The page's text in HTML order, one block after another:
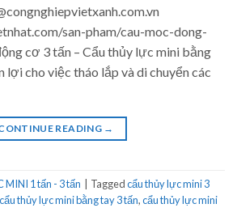
san-pham/cau-moc-dong-
cơ 3 tấn – Cẩu thủy lực mini bằng
lợi cho việc tháo lắp và di chuyển các
READING →
MINI 1 tấn - 3 tấn Taggedcẩu thủy lực mini 3
cẩu thủy lực mini bằng tay 3 tấn,cẩu thủy lực mini